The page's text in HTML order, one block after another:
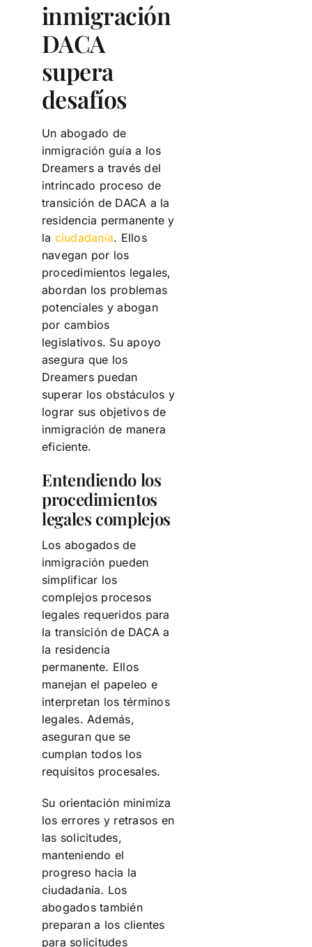
inmigración
DACA
supera
desafíos
Un abogado de
inmigración guía a los
Dreamers a través del
intrincado proceso de
transición de DACA a la
residencia permanente y
la ciudadanía. Ellos
navegan por los
procedimientos legales,
abordan los problemas
potenciales y abogan
por cambios
legislativos. Su apoyo
asegura que los
Dreamers puedan
superar los obstáculos y
lograr sus objetivos de
inmigración de manera
eficiente.
Entendiendo los
procedimientos
legales complejos
Los abogados de
inmigración pueden
simplificar los
complejos procesos
legales requeridos para
la transición de DACA a
la residencia
permanente. Ellos
manejan el papeleo e
interpretan los términos
legales. Además,
aseguran que se
cumplan todos los
requisitos procesales.
Su orientación minimiza
los errores y retrasos en
las solicitudes,
manteniendo el
progreso hacia la
ciudadanía. Los
abogados también
preparan a los clientes
para solicitudes